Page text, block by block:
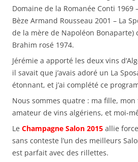
Domaine de la Romanée Conti 1969
Bèze Armand Rousseau 2001 – La
de la mère de Napoléon Bonaparte)
Brahim rosé 1974.
Jérémie a apporté les deux vins
il savait que j’avais adoré un La
étonnant, et j’ai complété ce
Nous sommes quatre : ma fille, mon
amateur de vins algériens, et moi-
Le Champagne Salon 2015 allie
sans conteste l’un des meilleurs
est parfait avec des rillettes.